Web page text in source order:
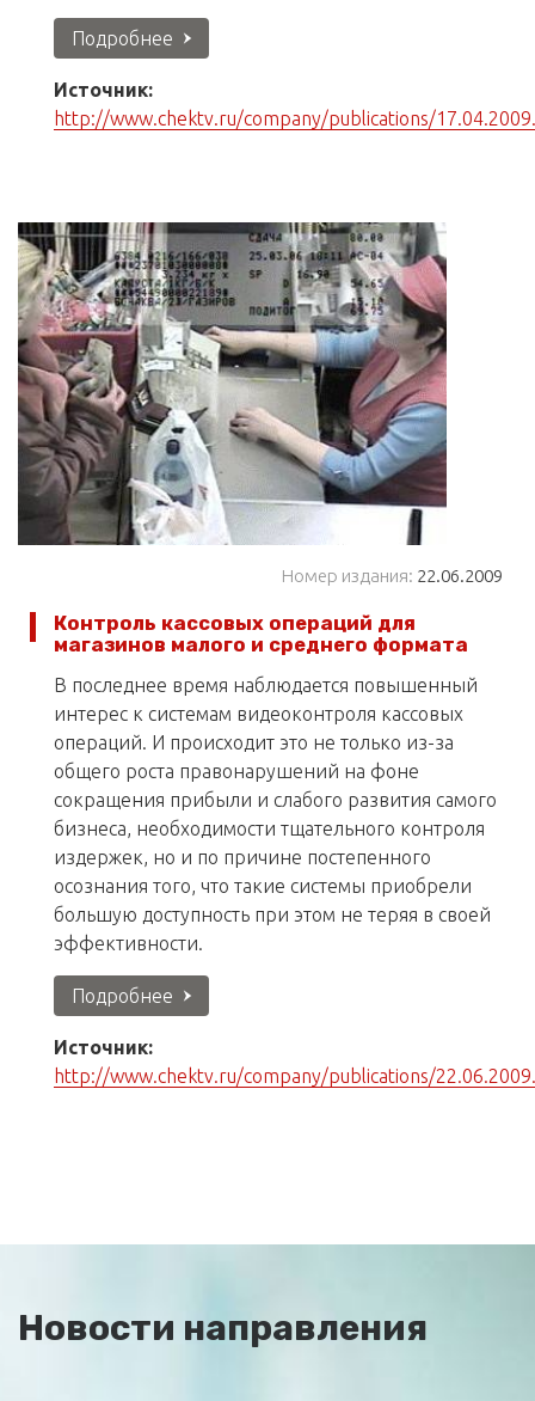
Подробнее
Источник:
http://www.chektv.ru/company/publications/
Номер издания: 22.06.2009
Контроль кассовых операций для
магазинов малого и среднего формата
В последнее время наблюдается повышенный
интерес к системам видеоконтроля кассовых
операций. И происходит это не только из-за
общего роста правонарушений на фоне
сокращения прибыли и слабого развития самого
бизнеса, необходимости тщательного контроля
издержек, но и по причине постепенного
осознания того, что такие системы приобрели
большую доступность при этом не теряя в своей
эффективности.
Подробнее
Источник:
http://www.chektv.ru/company/publications/
Новости направления